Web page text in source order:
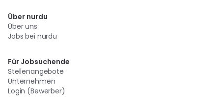
Über nurdu
Über uns
Jobs bei nurdu
Für Jobsuchende
Stellenangebote
Unternehmen
Login (Bewerber)